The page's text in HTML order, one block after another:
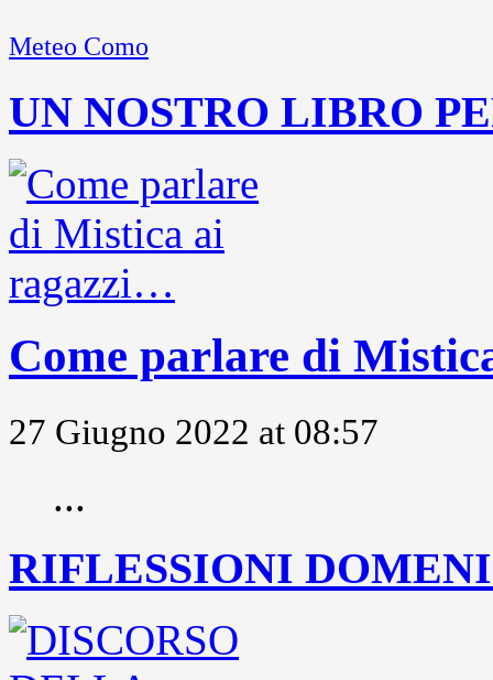
Meteo Como
UN NOSTRO LIBRO
Come parlare di
27 Giugno 2022 at 08:57
...
RIFLESSIONI